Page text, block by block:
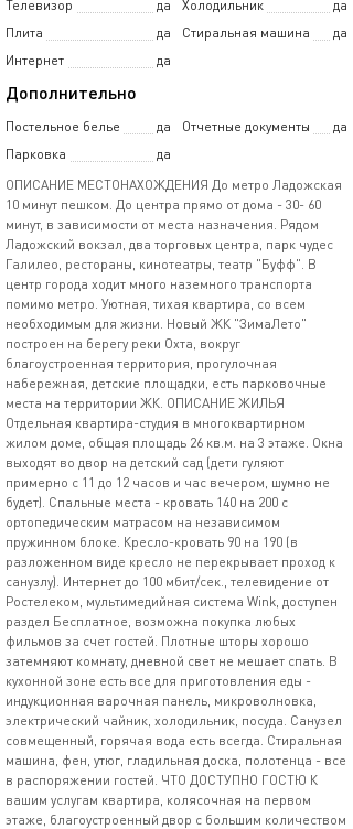
Телевизор да Холодильник
да
Плита
да Стиральная машина
да
Интернет
да
Дополнительно
Постельное белье да Отчетные документы
да
Парковка
да
ОПИСАНИЕ МЕСТОНАХОЖДЕНИЯ До метро Ладожская
10 минут пешком. До центра прямо от дома - 30- 60
минут, в зависимости от места назначения. Рядом
Ладожский вокзал, два торговых центра, парк чудес
Галилео, рестораны, кинотеатры, театр "Буфф". В
центр города ходит много наземного транспорта
помимо метро. Уютная, тихая квартира, со всем
необходимым для жизни. Новый ЖК "ЗимаЛето"
построен на берегу реки Охта, вокруг
благоустроенная территория, прогулочная
набережная, детские площадки, есть парковочные
места на территории ЖК. ОПИСАНИЕ ЖИЛЬЯ
Отдельная квартира-студия в многоквартирном
жилом доме, общая площадь 26 кв.м. на 3 этаже. Окна
выходят во двор на детский сад (дети гуляют
примерно с 11 до 12 часов и час вечером, шумно не
будет). Спальные места - кровать 140 на 200 с
ортопедическим матрасом на независимом
пружинном блоке. Кресло-кровать 90 на 190 (в
разложенном виде кресло не перекрывает проход к
санузлу). Интернет до 100 мбит/сек., телевидение от
Ростелеком, мультимедийная система Wink, доступен
раздел Бесплатное, возможна покупка любых
фильмов за счет гостей. Плотные шторы хорошо
затемняют комнату, дневной свет не мешает спать. В
кухонной зоне есть все для приготовления еды -
индукционная варочная панель, микроволновка,
электрический чайник, холодильник, посуда. Санузел
совмещенный, горячая вода есть всегда. Стиральная
машина, фен, утюг, гладильная доска, полотенца - все
в распоряжении гостей. ЧТО ДОСТУПНО ГОСТЮ К
вашим услугам квартира, колясочная на первом
этаже, благоустроенный двор с большим количеством